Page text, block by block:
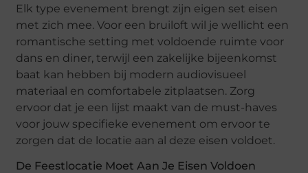
Elk type evenement brengt zijn eigen set eisen
met zich mee. Voor een bruiloft wil je wellicht een
romantische setting met voldoende ruimte voor
dans en diner, terwijl een zakelijke bijeenkomst
baat kan hebben bij modern audiovisueel
materiaal en comfortabele zitplaatsen. Zorg
ervoor dat je een lijst maakt van de must-haves
voor jouw specifieke evenement om ervoor te
zorgen dat de locatie aan al deze eisen voldoet.
De Feestlocatie Moet Aan Je Eisen Voldoen